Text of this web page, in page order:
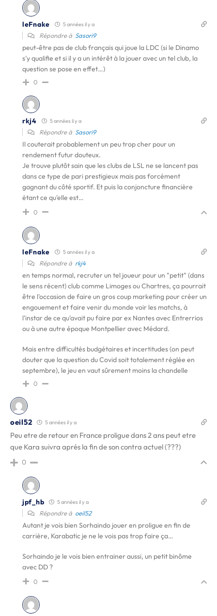
leFnake 5 années il y a
Répondre à Sasori9
peut-être pas de club français qui joue la LDC (si le Dinamo
s'y qualifie et si il y a un intérêt à la jouer avec un tel club, la
question se pose en effet…)
0
rkj4 5 années il y a
Répondre à Sasori9
Il couterait probablement un peu trop cher pour un
rendement futur douteux.
Je trouve plutôt sain que les clubs de LSL ne se lancent pas
dans ce type de pari prestigieux mais pas forcément
gagnant du côté sportif. Et puis la conjoncture financière
étant ce qu'elle est…
0
leFnake 5 années il y a
Répondre à rkj4
en temps normal, recruter un tel joueur pour un "petit" (dans
le sens récent) club comme Limoges ou Chartres, ça pourrait
être l'occasion de faire un gros coup marketing pour créer un
engouement et faire venir du monde voir les matchs, à
l'instar de ce qu'avait pu faire par ex Nantes avec Entrerrios
ou à une autre époque Montpellier avec Médard.
Mais entre difficultés budgétaires et incertitudes (on peut
douter que la question du Covid soit totalement réglée en
septembre), le jeu en vaut sûrement moins la chandelle
0
oeil52 5 années il y a
Peu etre de retour en France proligue dans 2 ans peut etre
que Kara suivra aprés la fin de son contra actuel (???)
0
jpf_hb 5 années il y a
Répondre à oeil52
Autant je vois bien Sorhaindo jouer en proligue en fin de
carrière, Karabatic je ne le vois pas trop faire ça…
Sorhaindo je le vois bien entrainer aussi, un petit binôme
avec DD ?
0